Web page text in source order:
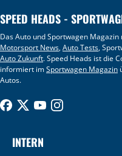
SPEED HEADS -
Das Auto und Sportwagen
Motorsport News,Auto Tests,
Auto Zukunft. Speed Heads ist die
informiert imSportwagen Magazin
Autos.
INTERN